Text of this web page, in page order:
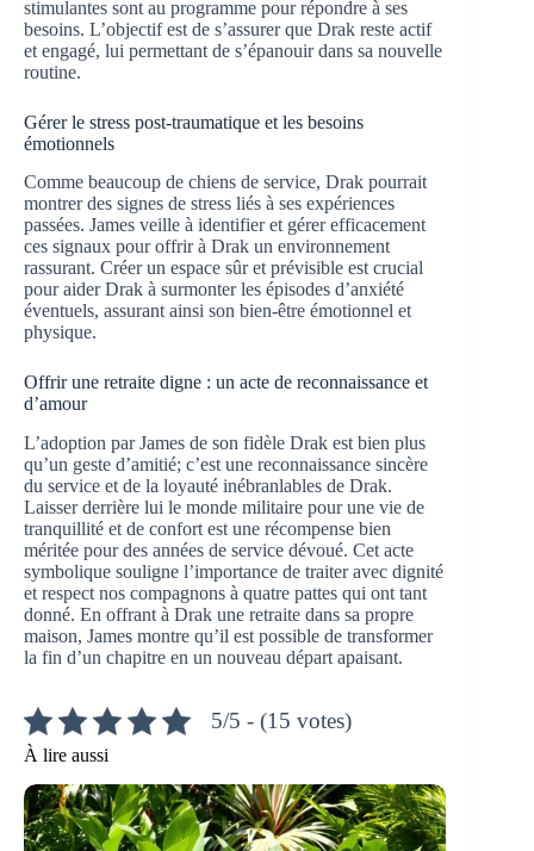
stimulantes sont au programme pour répondre à ses
besoins. L’objectif est de s’assurer que Drak reste actif
et engagé, lui permettant de s’épanouir dans sa nouvelle
routine.
Gérer le stress post-traumatique et les besoins
émotionnels
Comme beaucoup de chiens de service, Drak pourrait
montrer des signes de stress liés à ses expériences
passées. James veille à identifier et gérer efficacement
ces signaux pour offrir à Drak un environnement
rassurant. Créer un espace sûr et prévisible est crucial
pour aider Drak à surmonter les épisodes d’anxiété
éventuels, assurant ainsi son bien-être émotionnel et
physique.
Offrir une retraite digne : un acte de reconnaissance et
d’amour
L’adoption par James de son fidèle Drak est bien plus
qu’un geste d’amitié; c’est une reconnaissance sincère
du service et de la loyauté inébranlables de Drak.
Laisser derrière lui le monde militaire pour une vie de
tranquillité et de confort est une récompense bien
méritée pour des années de service dévoué. Cet acte
symbolique souligne l’importance de traiter avec dignité
et respect nos compagnons à quatre pattes qui ont tant
donné. En offrant à Drak une retraite dans sa propre
maison, James montre qu’il est possible de transformer
la fin d’un chapitre en un nouveau départ apaisant.
5/5 - (15 votes)
À lire aussi